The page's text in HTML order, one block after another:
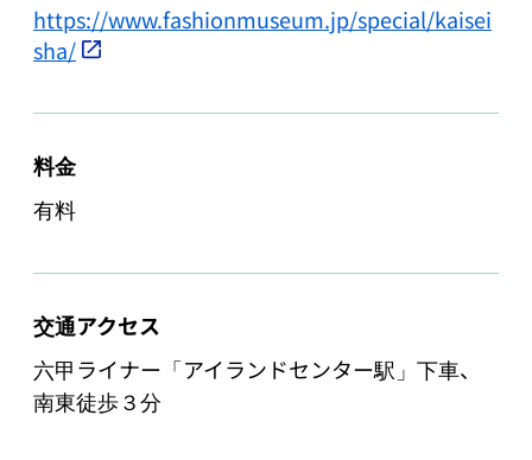
https://www.fashionmuseum.jp/special/kaisei
sha/
料金
有料
交通アクセス
六甲ライナー「アイランドセンター駅」下車、
南東徒歩３分